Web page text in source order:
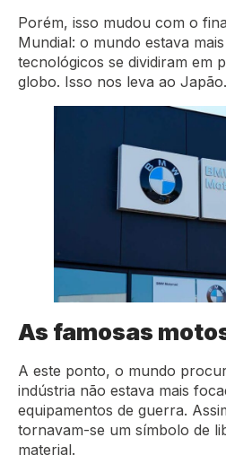
Porém, isso mudou com o
Mundial: o mundo estava
tecnológicos se dividiram em
globo. Isso nos leva ao Japão.
As famosas
A este ponto, o mundo
indústria não estava mais
equipamentos de guerra.
tornavam-se um símbolo de
material.